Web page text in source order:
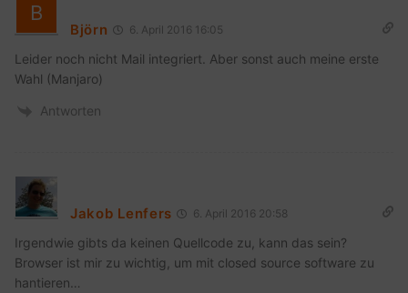
Björn 6. April 2016 16:05
Leider noch nicht Mail integriert. Aber sonst auch meine erste
Wahl (Manjaro)
Antworten
Jakob Lenfers 6. April 2016 20:58
Irgendwie gibts da keinen Quellcode zu, kann das sein?
Browser ist mir zu wichtig, um mit closed source software zu
hantieren…